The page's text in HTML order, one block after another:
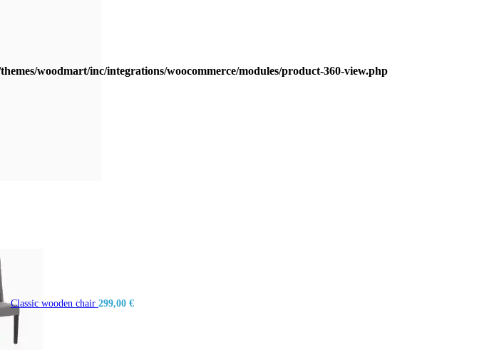
woodmart/inc/integrations/woocommerce/modules/product-360-view.php
Classic wooden chair 299,00 €